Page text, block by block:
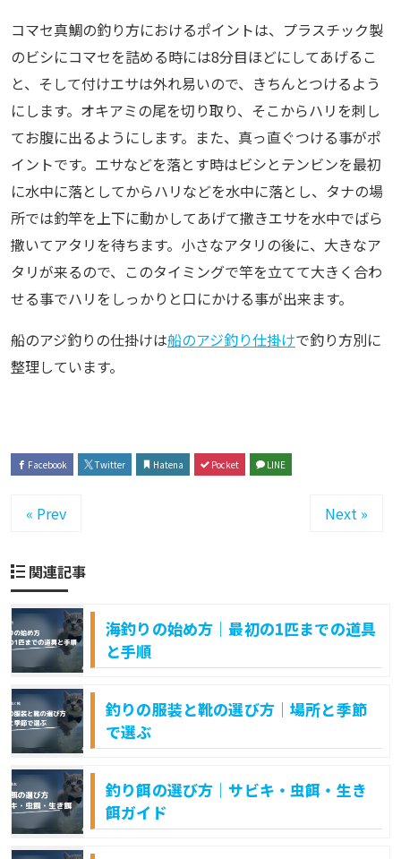
コマセ真鯛の釣り方におけるポイントは、プラスチック製
のビシにコマセを詰める時には8分目ほどにしてあげるこ
と、そして付けエサは外れ易いので、きちんとつけるよう
にします。オキアミの尾を切り取り、そこからハリを刺し
てお腹に出るようにします。また、真っ直ぐつける事がポ
イントです。エサなどを落とす時はビシとテンビンを最初
に水中に落としてからハリなどを水中に落とし、タナの場
所では釣竿を上下に動かしてあげて撒きエサを水中でばら
撒いてアタリを待ちます。小さなアタリの後に、大きなア
タリが来るので、このタイミングで竿を立てて大きく合わ
せる事でハリをしっかりと口にかける事が出来ます。
船のアジ釣りの仕掛けは船のアジ釣り仕掛けで釣り方別に
整理しています。
Facebook Twitter Hatena Pocket LINE
« Prev Next »
関連記事
海釣りの始め方｜最初の1匹までの道具
と手順
釣りの服装と靴の選び方｜場所と季節
で選ぶ
釣り餌の選び方｜サビキ・虫餌・生き
餌ガイド